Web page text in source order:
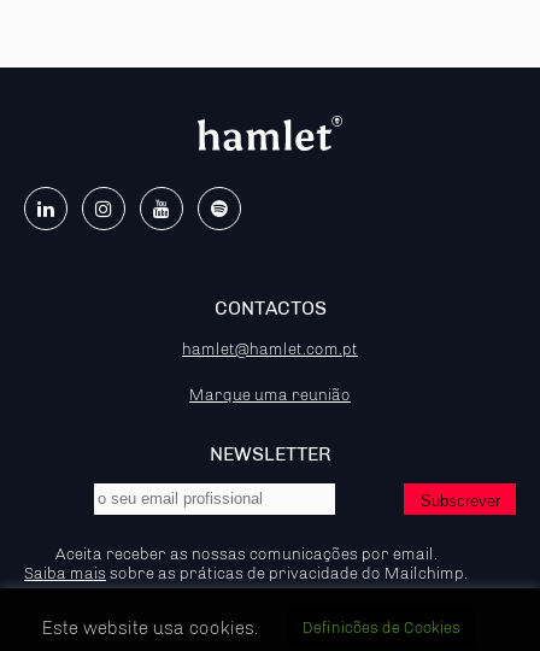
CONTACTOS
hamlet@hamlet.com.pt
Marque uma reunião
NEWSLETTER
Aceita receber as nossas comunicações por email.
Saiba mais sobre as práticas de privacidade do Mailchimp.
Este website usa cookies. Definicões de Cookies